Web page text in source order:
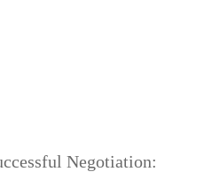
Negotiation: